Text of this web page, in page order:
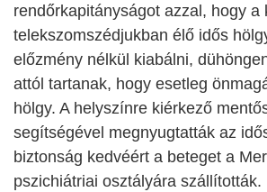
rendőrkapitányságot azzal, hogy a
telekszomszédjukban élő idős
előzmény nélkül kiabálni,
attól tartanak, hogy esetleg
hölgy. A helyszínre kiérkező
segítségével megnyugtatták az
biztonság kedvéért a beteget a
pszichiátriai osztályára szállították.